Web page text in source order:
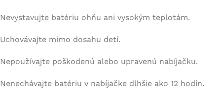
Nevystavujte batériu ohňu ani vysokým teplotám.
Uchovávajte mimo dosahu detí.
Nepoužívajte poškodenú alebo upravenú nabíjačku.
Nenechávajte batériu v nabíjačke dlhšie ako 12 hodín.